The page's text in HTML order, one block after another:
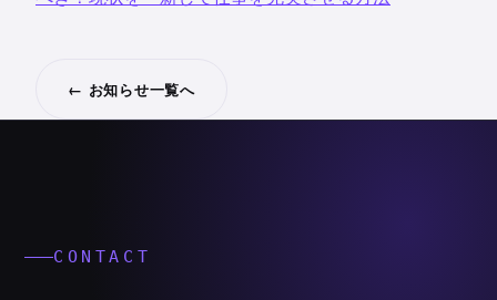
← お知らせ一覧へ
CONTACT